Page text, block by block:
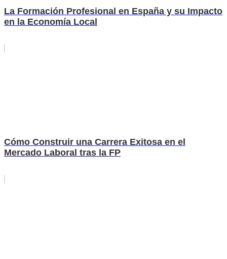
La Formación Profesional en España y su Impacto
en la Economía Local
Cómo Construir una Carrera Exitosa en el
Mercado Laboral tras la FP